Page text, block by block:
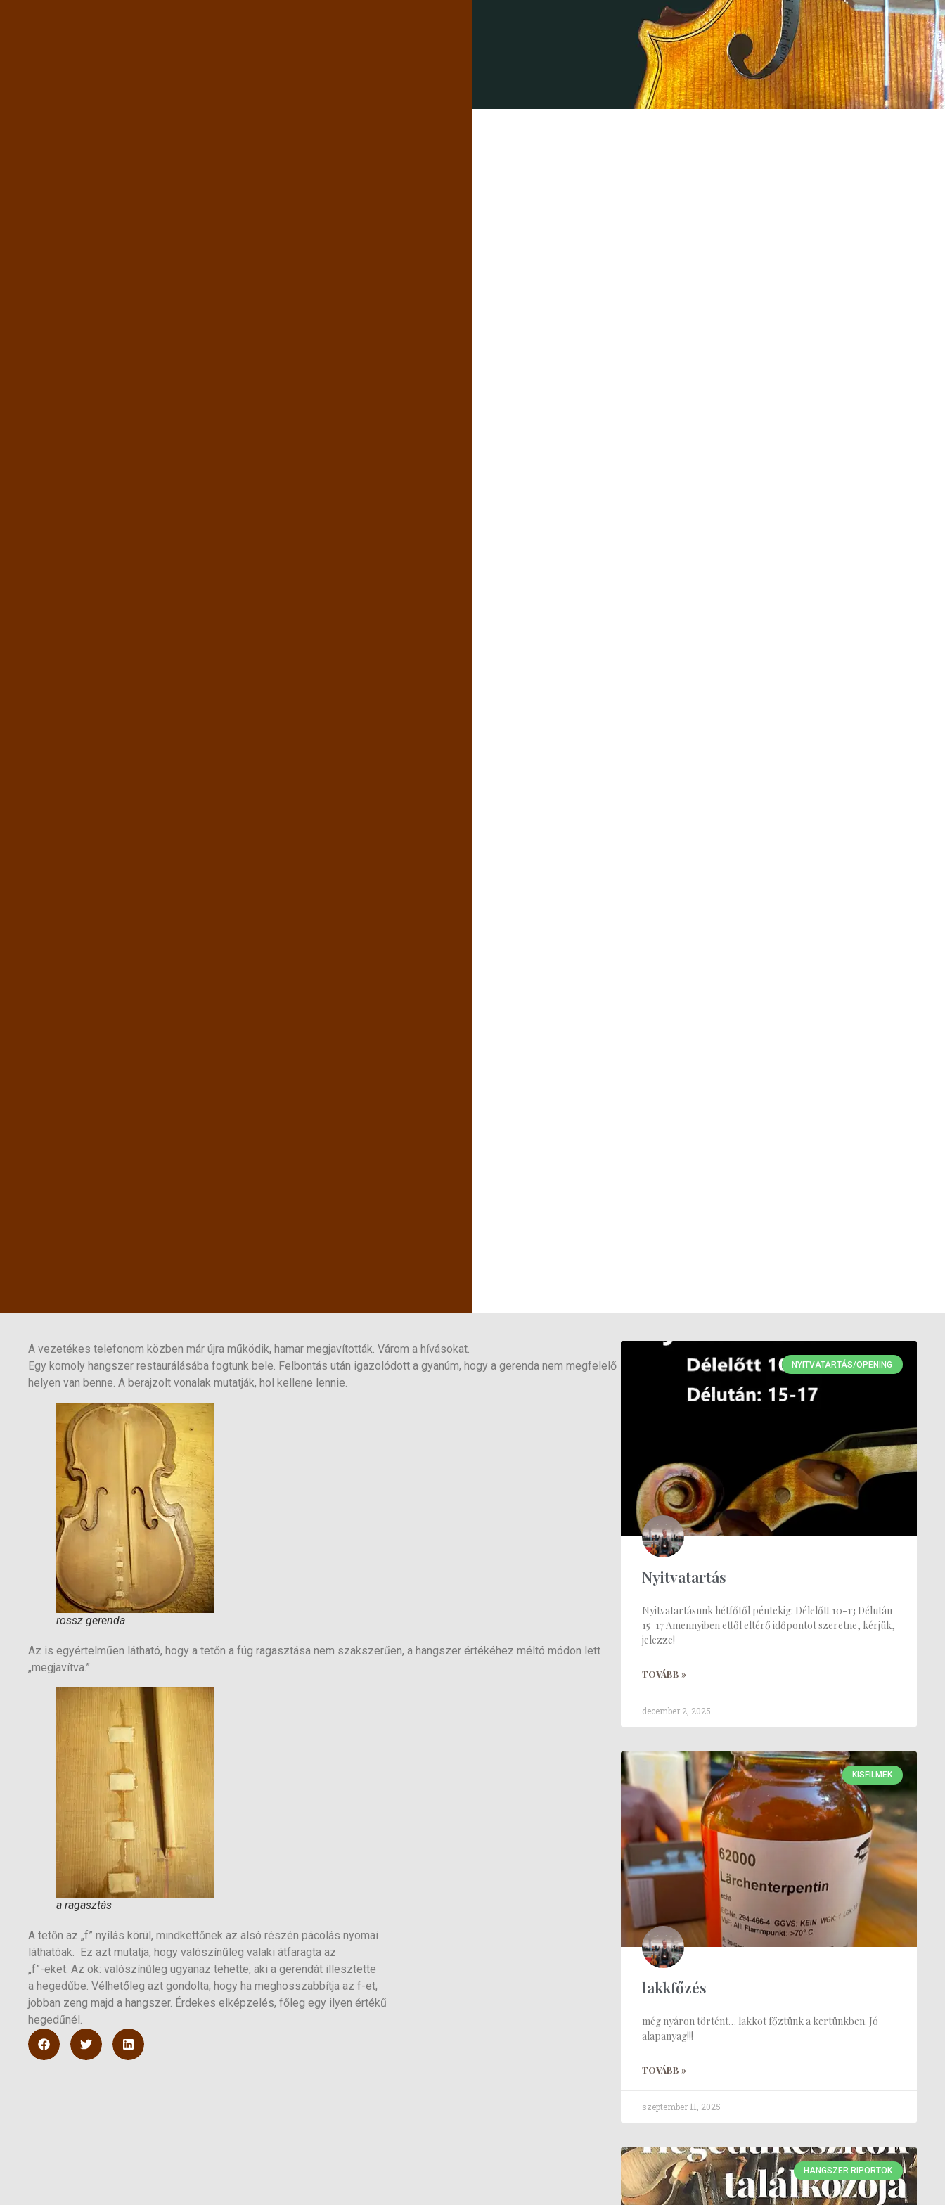
A vezetékes telefonom közben már újra működik, hamar megjavították. Várom a hívásokat.
Egy komoly hangszer restaurálásába fogtunk bele. Felbontás után igazolódott a gyanúm, hogy a gerenda nem megfelelő
helyen van benne. A berajzolt vonalak mutatják, hol kellene lennie.
rossz gerenda
Az is egyértelműen látható, hogy a tetőn a fúg ragasztása nem szakszerűen, a hangszer értékéhez méltó módon lett
„megjavítva.”
a ragasztás
A tetőn az „f” nyílás körül, mindkettőnek az alsó részén pácolás nyomai
láthatóak. Ez azt mutatja, hogy valószínűleg valaki átfaragta az
„f”-eket. Az ok: valószínűleg ugyanaz tehette, aki a gerendát illesztette
a hegedűbe. Vélhetőleg azt gondolta, hogy ha meghosszabbítja az f-et,
jobban zeng majd a hangszer. Érdekes elképzelés, főleg egy ilyen értékű
hegedűnél.
NYITVATARTÁS/OPENING
Nyitvatartás
Nyitvatartásunk hétfőtől péntekig: Délelőtt 10-13 Délután
15-17 Amennyiben ettől eltérő időpontot szeretne, kérjük,
jelezze!
TOVÁBB »
december 2, 2025
KISFILMEK
lakkfőzés
még nyáron történt… lakkot főztünk a kertünkben. Jó
alapanyag!!!
TOVÁBB »
szeptember 11, 2025
HANGSZER RIPORTOK